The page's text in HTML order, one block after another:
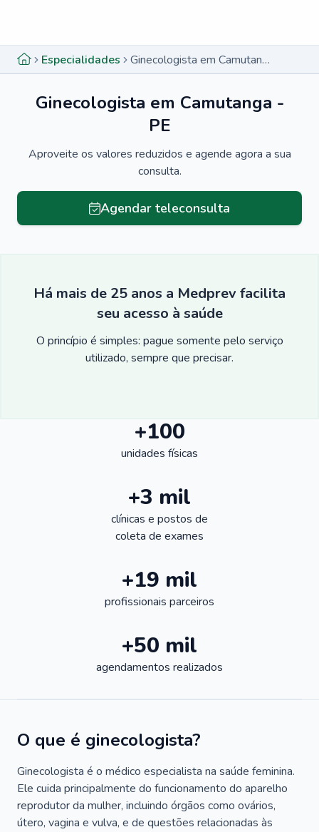
Especialidades Ginecologista em Camutanga - PE
Ginecologista em Camutanga -
PE
Aproveite os valores reduzidos e agende agora a sua
consulta.
Agendar teleconsulta
Há mais de 25 anos a Medprev facilita
seu acesso à saúde
O princípio é simples: pague somente pelo serviço
utilizado, sempre que precisar.
+100
unidades físicas
+3 mil
clínicas e postos de
coleta de exames
+19 mil
profissionais parceiros
+50 mil
agendamentos realizados
O que é ginecologista?
Ginecologista é o médico especialista na saúde feminina.
Ele cuida principalmente do funcionamento do aparelho
reprodutor da mulher, incluindo órgãos como ovários,
útero, vagina e vulva, e de questões relacionadas às